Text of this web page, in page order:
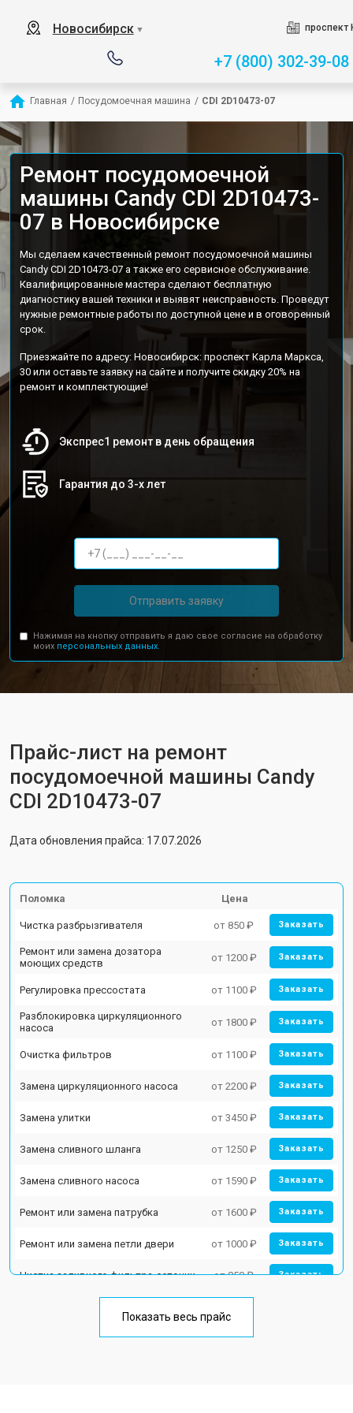
Новосибирск ▼ проспект
+7 (800) 302-39-08
Главная / Посудомоечная машина / CDI 2D10473-07
Ремонт посудомоечной
машины Candy CDI 2D10473-
07 в Новосибирске
Мы сделаем качественный ремонт посудомоечной машины
Candy CDI 2D10473-07 а также его сервисное обслуживание.
Квалифицированные мастера сделают бесплатную
диагностику вашей техники и выявят неисправность. Проведут
нужные ремонтные работы по доступной цене и в оговоренный
срок.
Приезжайте по адресу: Новосибирск: проспект Карла Маркса,
30 или оставьте заявку на сайте и получите скидку 20% на
ремонт и комплектующие!
Экспрес1 ремонт в день обращения
Гарантия до 3-х лет
Отправить заявку
Нажимая на кнопку отправить я даю свое согласие на обработку
моих персональных данных.
Прайс-лист на ремонт
посудомоечной машины Candy
CDI 2D10473-07
Дата обновления прайса: 17.07.2026
Поломка Цена
Чистка разбрызгивателя от 850 ₽ Заказать
Ремонт или замена дозатора
моющих средств
от 1200 ₽ Заказать
Регулировка прессостата от 1100 ₽ Заказать
Разблокировка циркуляционного
насоса
от 1800 ₽ Заказать
Очистка фильтров от 1100 ₽ Заказать
Замена циркуляционного насоса от 2200 ₽ Заказать
Замена улитки от 3450 ₽ Заказать
Замена сливного шланга от 1250 ₽ Заказать
Замена сливного насоса от 1590 ₽ Заказать
Ремонт или замена патрубка от 1600 ₽ Заказать
Ремонт или замена петли двери от 1000 ₽ Заказать
Чистка заливного фильтра-сеточки от 850 ₽ Заказать
Ремонт теплообменника от 2000 ₽
Показать весь прайс